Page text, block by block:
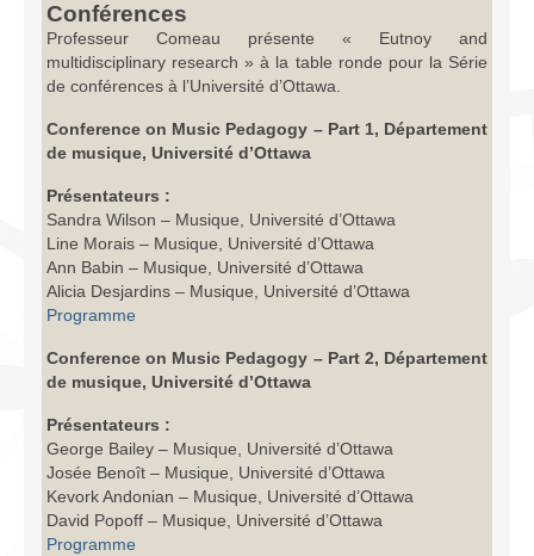
Équipe
Infrastructure
Programmes
Publications
Ressources
Archives
Donner
Conférences
Professeur Comeau présente « Eutnoy and
multidisciplinary research » à la table ronde pour la Série
de conférences à l’Université d’Ottawa.
Conference on Music Pedagogy – Part 1, Département
de musique, Université d’Ottawa
Présentateurs :
Sandra Wilson – Musique, Université d’Ottawa
Line Morais – Musique, Université d’Ottawa
Ann Babin – Musique, Université d’Ottawa
Alicia Desjardins – Musique, Université d’Ottawa
Programme
Conference on Music Pedagogy – Part 2, Département
de musique, Université d’Ottawa
Présentateurs :
George Bailey – Musique, Université d’Ottawa
Josée Benoît – Musique, Université d’Ottawa
Kevork Andonian – Musique, Université d’Ottawa
David Popoff – Musique, Université d’Ottawa
Programme